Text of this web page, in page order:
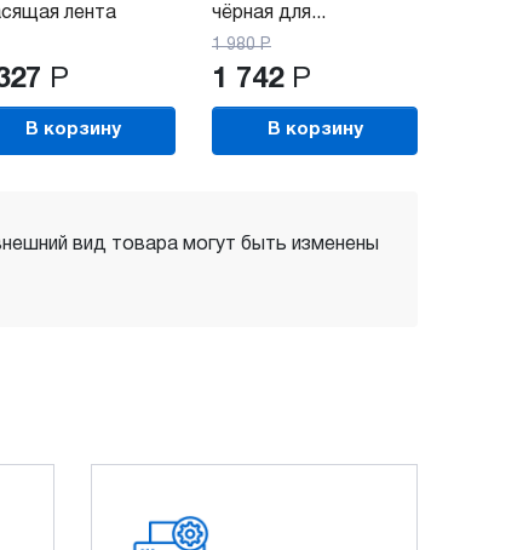
лента
Р
В корзину
чёрная для...
1 980 Р
1 742 Р
В корзину
вид товара могут быть изменены